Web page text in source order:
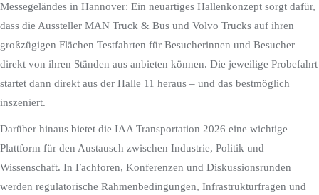
Messegeländes in Hannover: Ein neuartiges Hallenkonzept sorgt dafür,
dass die Aussteller MAN Truck & Bus und Volvo Trucks auf ihren
großzügigen Flächen Testfahrten für Besucherinnen und Besucher
direkt von ihren Ständen aus anbieten können. Die jeweilige Probefahrt
startet dann direkt aus der Halle 11 heraus – und das bestmöglich
inszeniert.
Darüber hinaus bietet die IAA Transportation 2026 eine wichtige
Plattform für den Austausch zwischen Industrie, Politik und
Wissenschaft. In Fachforen, Konferenzen und Diskussionsrunden
werden regulatorische Rahmenbedingungen, Infrastrukturfragen und